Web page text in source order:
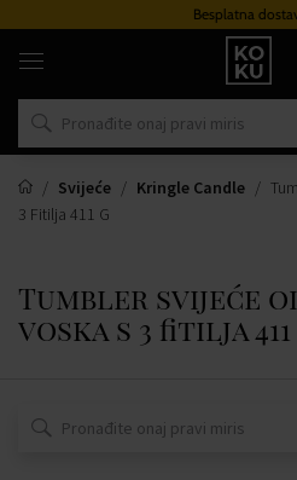
Besplatna dostava
Originalni
parfemi
satovi
na
mjestu
Svijeće
Kringle Candle
3 Fitilja 411 G
Tumbler svijeće
voska s 3 fitilja 411